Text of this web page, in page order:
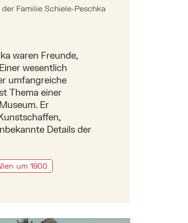
Familie Schiele-Peschka
waren Freunde,
wesentlich
umfangreiche
Thema einer
Er
Details der
um 1900